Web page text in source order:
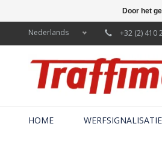
Nederlands +32 (2) 410
HOME WERFSIGNALISATIE
Door het